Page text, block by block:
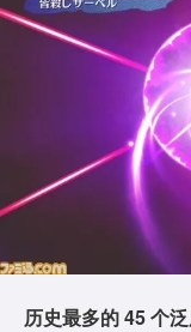
历史最多的 45 个